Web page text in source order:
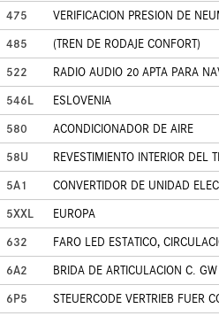
475
VERIFICACION PRESION DE
485
(TREN DE RODAJE CONFORT)
522
RADIO AUDIO 20 APTA PARA
546L
ESLOVENIA
580
ACONDICIONADOR DE AIRE
58U
REVESTIMIENTO INTERIOR DEL
5A1
CONVERTIDOR DE UNIDAD
5XXL
EUROPA
632
FARO LED ESTATICO,
6A2
BRIDA DE ARTICULACION C.
6P5
STEUERCODE VERTRIEB FUER